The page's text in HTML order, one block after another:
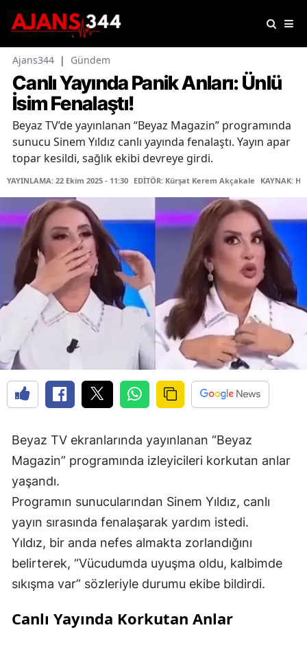
Ajans344 | Gündem
Canlı Yayında Panik Anları: Ünlü
İsim Fenalaştı!
Beyaz TV’de yayınlanan “Beyaz Magazin” programında
sunucu Sinem Yıldız canlı yayında fenalaştı. Yayın apar
topar kesildi, sağlık ekibi devreye girdi.
YAYINLAMA: 22 Ekim 2025 - 11:30 EDİTÖR: Kürşat Kerem Akçakale KAYNAK:
Beyaz TV ekranlarında yayınlanan “Beyaz
Magazin” programında izleyicileri korkutan anlar
yaşandı.
Programın sunucularından Sinem Yıldız, canlı
yayın sırasında fenalaşarak yardım istedi.
Yıldız, bir anda nefes almakta zorlandığını
belirterek, “Vücudumda uyuşma oldu, kalbimde
sıkışma var” sözleriyle durumu ekibe bildirdi.
Canlı Yayında Korkutan Anlar